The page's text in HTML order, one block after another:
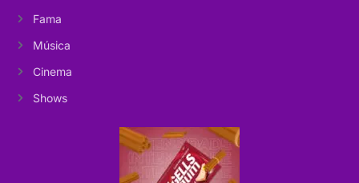
Fama
Música
Cinema
Shows